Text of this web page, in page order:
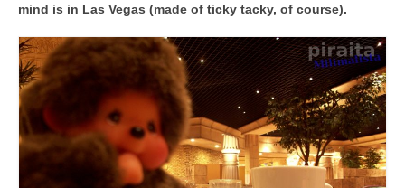
mind is in Las Vegas (made of ticky tacky, of course).